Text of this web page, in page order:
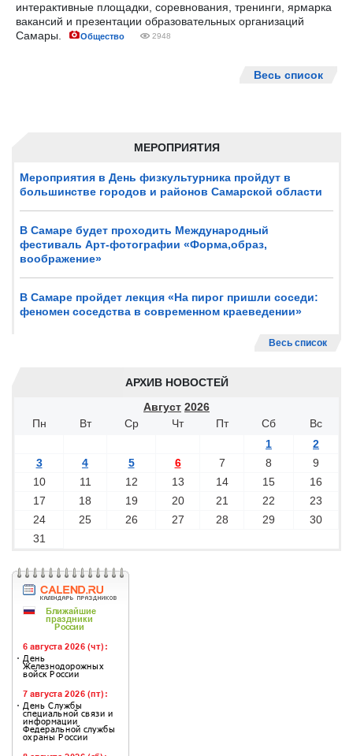
МЕРОПРИЯТИЯ
Мероприятия в День физкультурника пройдут в
большинстве городов и районов Самарской области
В Самаре будет проходить Международный
фестиваль Арт-фотографии «Форма,образ,
воображение»
В Самаре пройдет лекция «На пирог пришли соседи:
феномен соседства в современном краеведении»
Весь список
АРХИВ НОВОСТЕЙ
Август 2026
Пн
Вт Ср Чт Пт Сб
Вс
1
2
3
4 5 6 7 8
9
10
11 12 13 14 15
16
17
18 19 20 21 22
23
24
25 26 27 28 29
30
31
интерактивные площадки, соревнования, тренинги, ярмарка
вакансий и презентации образовательных организаций
Самары.
Общество 2948
Весь список